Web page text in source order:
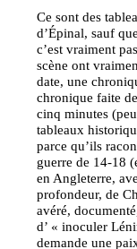
Ce sont des
d’Épinal, sauf
c’est vraiment
scène ont
date, une
chronique faite
cinq minutes
tableaux
parce qu’ils
guerre de 14-18
en Angleterre,
profondeur, de
avéré,
d’ « inoculer
demande une